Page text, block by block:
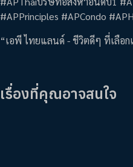
#APPrinciples #APCondo
“เอพี ไทยแลนด์ - ชีวิตดีๆ ที่เลือก
เรื่องที่คุณอาจสนใจ